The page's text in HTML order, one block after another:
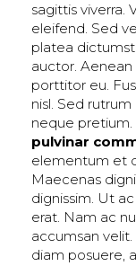
sagittis viverra.
eleifend. Sed
platea
auctor.
porttitor eu.
nisl. Sed
neque pretium.
pulvinar
elementum et
Maecenas
dignissim. Ut
erat. Nam ac
accumsan
diam posuere,